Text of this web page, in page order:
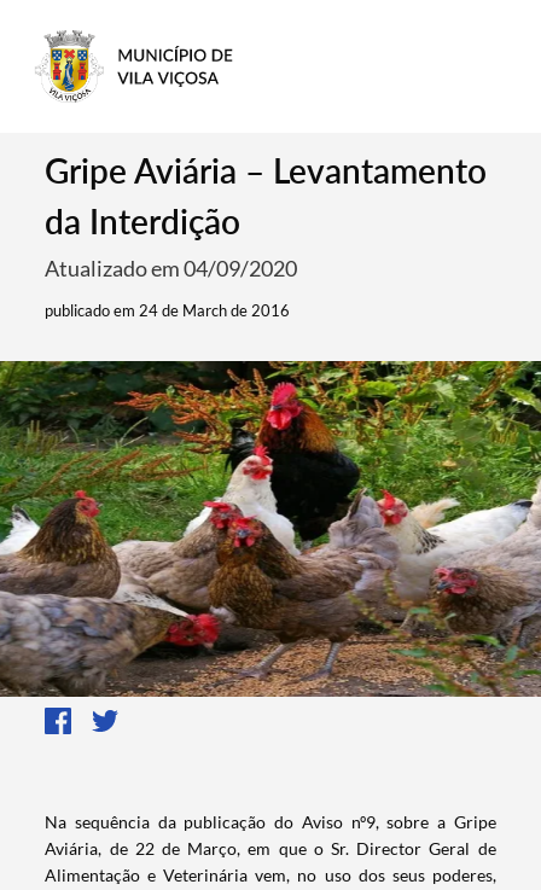
Gripe Aviária – Levantamento
da Interdição
Atualizado em 04/09/2020
publicado em 24 de March de 2016
​Na sequência da publicação do Aviso nº9, sobre a Gripe
Aviária, de 22 de Março, em que o Sr. Director​ Geral de
Alimentação e Veterinária vem, no uso dos seus poderes,